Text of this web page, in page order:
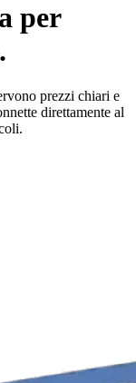
per
prezzi chiari e
direttamente al